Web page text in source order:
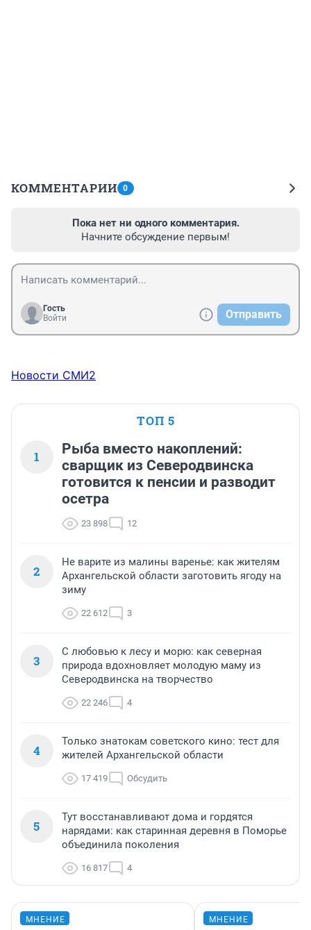
КОММЕНТАРИИ 0
Пока нет ни одного комментария.
Начните обсуждение первым!
Гость
Войти
Отправить
Новости СМИ2
ТОП 5
1
Рыба вместо накоплений:
сварщик из Северодвинска
готовится к пенсии и разводит
осетра
23 898 12
2
Не варите из малины варенье: как жителям
Архангельской области заготовить ягоду на
зиму
22 612 3
3
С любовью к лесу и морю: как северная
природа вдохновляет молодую маму из
Северодвинска на творчество
22 246 4
4
Только знатокам советского кино: тест для
жителей Архангельской области
17 419 Обсудить
5
Тут восстанавливают дома и гордятся
нарядами: как старинная деревня в Поморье
объединила поколения
16 817 4
МНЕНИЕ МНЕНИЕ